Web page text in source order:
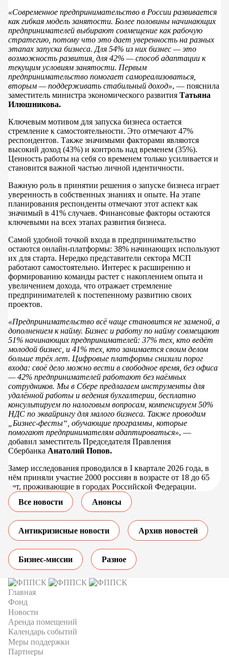
«Современное предпринимательство в России развивается
как гибкая модель занятости. Более половины начинающих
предпринимателей выбирают совмещение как рабочую
стратегию, потому что это дает уверенность на разных
этапах запуска бизнеса. Для 54% из них бизнес — это
возможность развития, для 42% — способ адаптации к
текущим условиям занятости. Первым
предпринимательство помогает самореализоваться,
вторым — поддерживать стабильный доход», — пояснила
заместитель министра экономического развития Татьяна
Илюшникова.
Ключевым мотивом для запуска бизнеса остается
стремление к самостоятельности. Это отмечают 47%
респондентов. Также значимыми факторами являются
высокий доход (43%) и контроль над временем (35%).
Ценность работы на себя со временем только усиливается и
становится важной частью личной идентичности.
Важную роль в принятии решения о запуске бизнеса играет
уверенность в собственных знаниях и опыте. На этапе
планирования респонденты отмечают этот аспект как
значимый в 41% случаев. Финансовые факторы остаются
ключевыми на всех этапах развития бизнеса.
Самой удобной точкой входа в предпринимательство
остаются онлайн-платформы: 38% начинающих используют
их для старта. Нередко представители сектора МСП
работают самостоятельно. Интерес к расширению и
формированию команды растет с накоплением опыта и
увеличением дохода, что отражает стремление
предпринимателей к постепенному развитию своих
проектов.
«Предпринимательство всё чаще становится не заменой, а
дополнением к найму. Бизнес и работу по найму совмещают
51% начинающих предпринимателей: 37% тех, кто ведёт
молодой бизнес, и 41% тех, кто занимается своим делом
больше трёх лет. Цифровые платформы снизили порог
входа: своё дело можно вести в свободное время, без офиса
— 42% предпринимателей работают без наёмных
сотрудников. Мы в Сбере предлагаем инструменты для
удалённой работы и ведения бухгалтерии, бесплатно
консультируем по налоговым вопросам, компенсируем 50%
НДС по эквайрингу для малого бизнеса. Также проводим
„Бизнес-фесты“, обучающие программы, которые
помогают предпринимателям адаптироваться», —
добавил заместитель Председателя Правления
Сбербанка Анатолий Попов.
Замер исследования проводился в I квартале 2026 года, в
нём приняли участие 2000 россиян в возрасте от 18 до 65
лет, проживающие в городах Российской Федерации.
Все новости
Анонсы
Антикризисные новости Архив новостей
Бизнес-миссии Разное
Главная
Фонд
Новости
Аренда помещений
Календарь событий
Меры поддержки
Партнеры